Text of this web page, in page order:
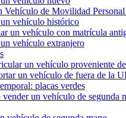
Vehículo de Movilidad
vehículo histórico
un vehículo con matrícula
vehículo extranjero
un vehículo proveniente
un vehículo de fuera de la
placas verdes
vender un vehículo de segunda